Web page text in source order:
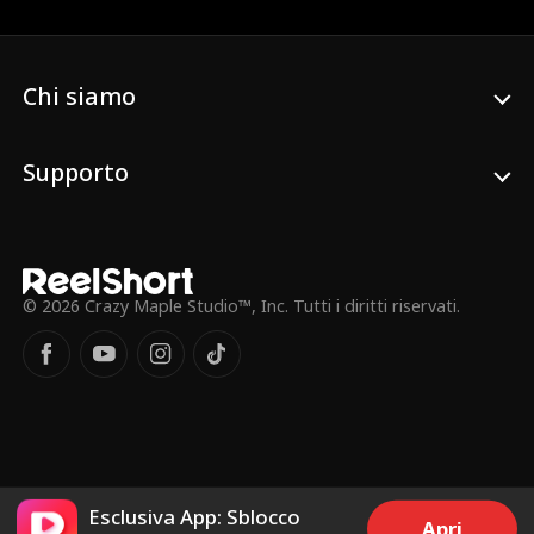
Chi siamo
Supporto
© 2026 Crazy Maple Studio™, Inc. Tutti i diritti riservati.
Esclusiva App: Sblocco
Apri